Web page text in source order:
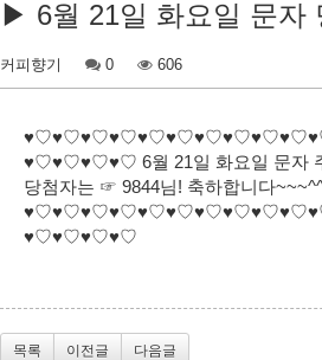
▶ 6월 21일 화요일 문자
커피향기 0 606
♥♡♥♡♥♡♥♡ 6월 21일 화요일 문자 주
당첨자는 ☞ 9844님! 축하합니다
♥♡♥♡♥♡♥♡
목록 이전글 다음글